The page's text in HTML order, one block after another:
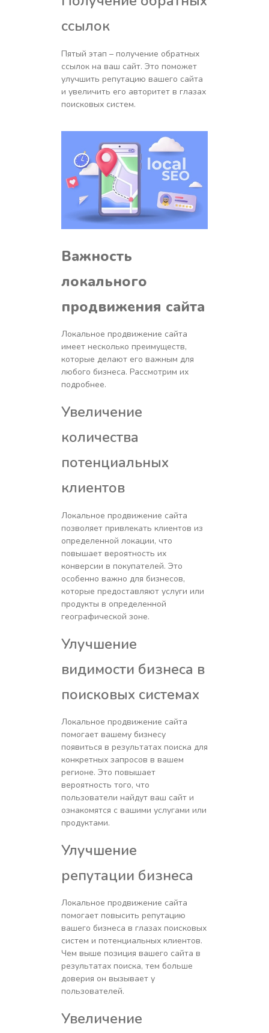
ссылок
Пятый этап – получение обратных
ссылок на ваш сайт. Это поможет
улучшить репутацию вашего сайта
и увеличить его авторитет в глазах
поисковых систем.
Важность
локального
продвижения сайта
Локальное продвижение сайта
имеет несколько преимуществ,
которые делают его важным для
любого бизнеса. Рассмотрим их
подробнее.
Увеличение
количества
потенциальных
клиентов
Локальное продвижение сайта
позволяет привлекать клиентов из
определенной локации, что
повышает вероятность их
конверсии в покупателей. Это
особенно важно для бизнесов,
которые предоставляют услуги или
продукты в определенной
географической зоне.
Улучшение
видимости бизнеса в
поисковых системах
Локальное продвижение сайта
помогает вашему бизнесу
появиться в результатах поиска для
конкретных запросов в вашем
регионе. Это повышает
вероятность того, что
пользователи найдут ваш сайт и
ознакомятся с вашими услугами или
продуктами.
Улучшение
репутации бизнеса
Локальное продвижение сайта
помогает повысить репутацию
вашего бизнеса в глазах поисковых
систем и потенциальных клиентов.
Чем выше позиция вашего сайта в
результатах поиска, тем больше
доверия он вызывает у
пользователей.
Увеличение